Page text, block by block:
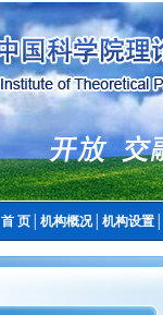
首 页 机构概况│ 机构设置